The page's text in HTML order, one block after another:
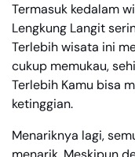
Termasuk kedalam
Lengkung Langit
Terlebih wisata ini
cukup memukau,
Terlebih Kamu bisa
ketinggian.
Menariknya lagi,